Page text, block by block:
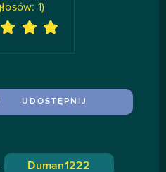
UDOSTĘPNIJ
1)
Duman1222